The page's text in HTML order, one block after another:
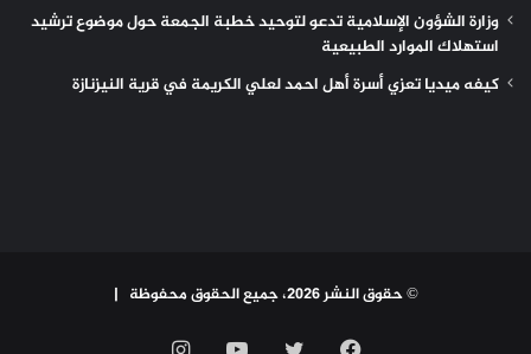
وزارة الشؤون الإسلامية تدعو لتوحيد خطبة الجمعة حول موضوع ترشيد
استهلاك الموارد الطبيعية
كيفه ميديا تعزي أسرة أهل احمد لعلي الكريمة في قرية النيزنازة
© حقوق النشر 2026، جميع الحقوق محفوظة |